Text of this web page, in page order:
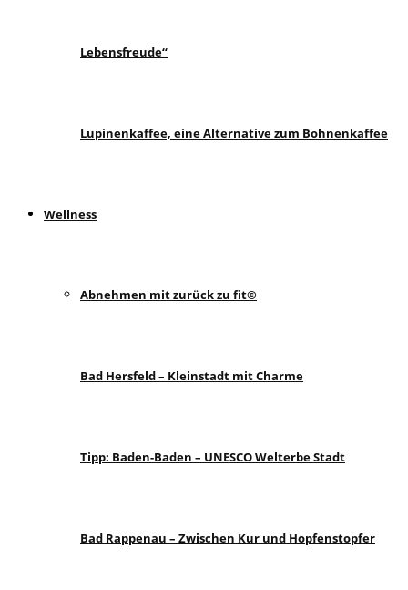
Lebensfreude“
Lupinenkaffee, eine Alternative zum Bohnenkaffee
Wellness
Abnehmen mit zurück zu fit©
Bad Hersfeld – Kleinstadt mit Charme
Tipp: Baden-Baden – UNESCO Welterbe Stadt
Bad Rappenau – Zwischen Kur und Hopfenstopfer